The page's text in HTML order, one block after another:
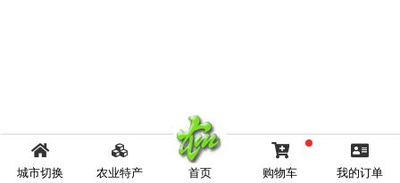
城市切换 农业特产 首页 购物车 我的订单